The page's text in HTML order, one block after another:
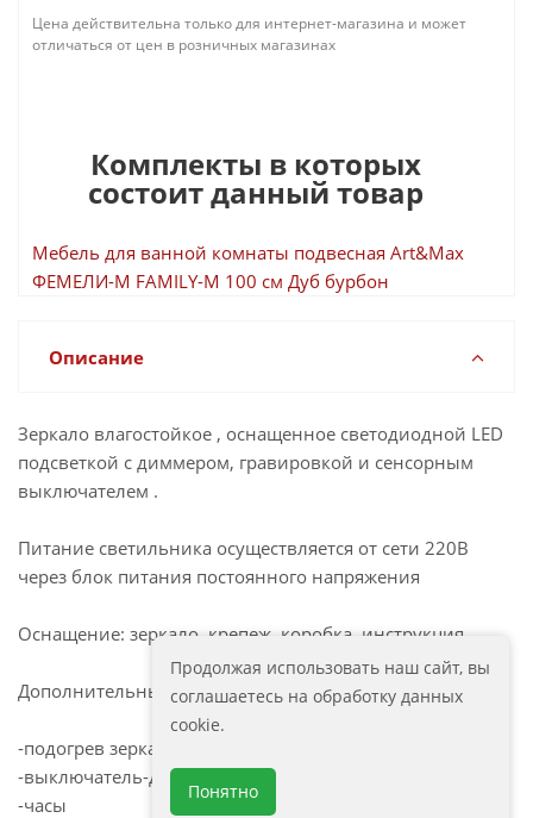
Цена действительна только для интернет-магазина и может
отличаться от цен в розничных магазинах
Комплекты в которых
состоит данный товар
Мебель для ванной комнаты подвесная Art&Max
ФЕМЕЛИ-М FAMILY-M 100 см Дуб бурбон
Описание
Зеркало влагостойкое , оснащенное светодиодной LED
подсветкой с диммером, гравировкой и сенсорным
выключателем .
Питание светильника осуществляется от сети 220В
через блок питания постоянного напряжения
Оснащение: зеркало, крепеж, коробка, инструкция
Дополнительные опции под заказ:
-подогрев зеркального полотна
-выключатель-датчик движения
-часы
Продолжая использовать наш сайт, вы
соглашаетесь на обработку данных
cookie.
Понятно